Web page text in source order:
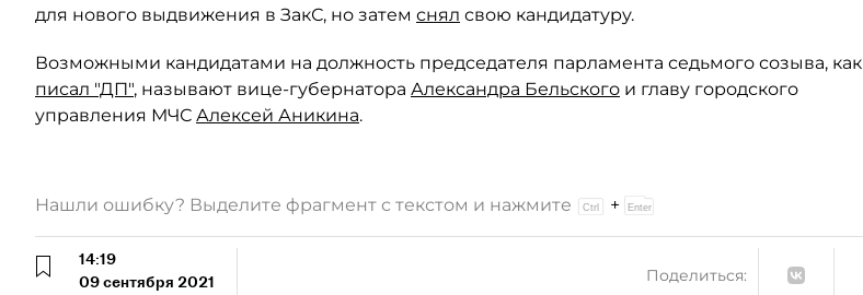
для нового выдвижения в ЗакС, но затем снял свою кандидатуру.
Возможными кандидатами на должность председателя парламента седьмого созыва, как
писал "ДП", называют вице-губернатора Александра Бельского и главу городского
управления МЧС Алексей Аникина.
Нашли ошибку? Выделите фрагмент с текстом и нажмите +
14:19
09 сентября 2021
Поделиться: